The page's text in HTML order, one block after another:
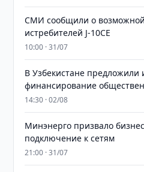
СМИ сообщили о возможной
истребителей J-10CE
10:00 · 31/07
В Узбекистане предложили
финансирование
14:30 · 02/08
Минэнерго призвало
подключение к сетям
21:00 · 31/07